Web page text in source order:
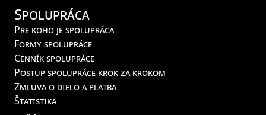
Spolupráca
Pre koho je spolupráca
Formy spolupráce
Cenník spolupráce
Postup spolupráce krok za krokom
Zmluva o dielo a platba
Štatistika